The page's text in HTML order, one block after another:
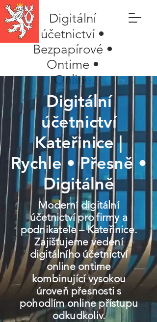
Digitální
účetnictví •
Bezpapírové •
Ontime •
Online
Digitální
účetnictví
Kateřinice |
Rychle • Přesně •
Digitálně
Moderní digitální
účetnictví pro firmy a
podnikatele – Kateřinice.
Zajišťujeme vedení
digitálního účetnictví
online ontime
kombinující vysokou
úroveň přesnosti s
pohodlím online přístupu
odkudkoliv.